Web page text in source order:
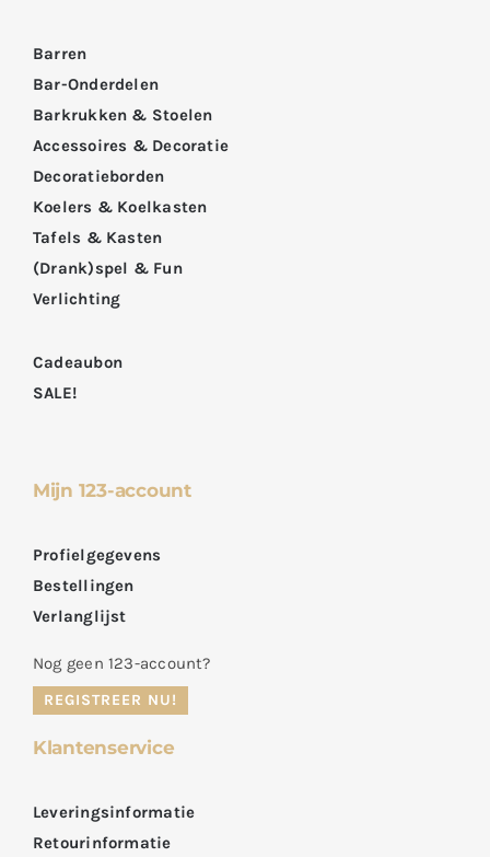
Barren
Bar-Onderdelen
Barkrukken & Stoelen
Accessoires & Decoratie
Decoratieborden
Koelers & Koelkasten
Tafels & Kasten
(Drank)spel & Fun
Verlichting
Cadeaubon
SALE!
Mijn 123-account
Profielgegevens
Bestellingen
Verlanglijst
Nog geen 123-account?
REGISTREER NU!
Klantenservice
Leveringsinformatie
Retourinformatie